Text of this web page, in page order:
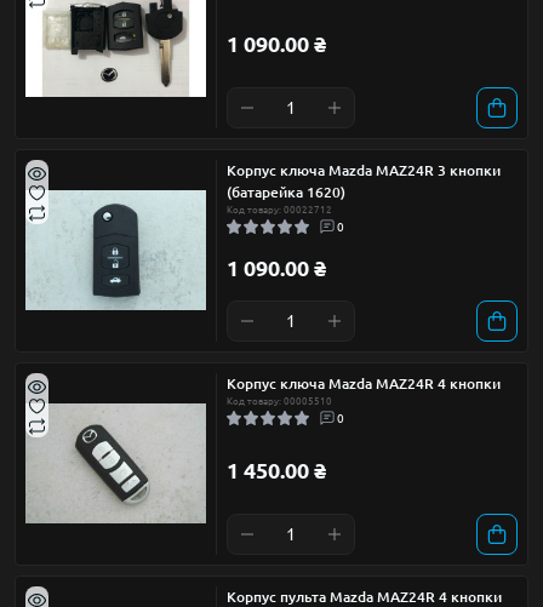
1 090.00 ₴
Корпус ключа Mazda MAZ24R 3 кнопки
(батарейка 1620)
Код товару: 00022712
0
1 090.00 ₴
Корпус ключа Mazda MAZ24R 4 кнопки
Код товару: 00005510
0
1 450.00 ₴
Корпус пульта Mazda MAZ24R 4 кнопки